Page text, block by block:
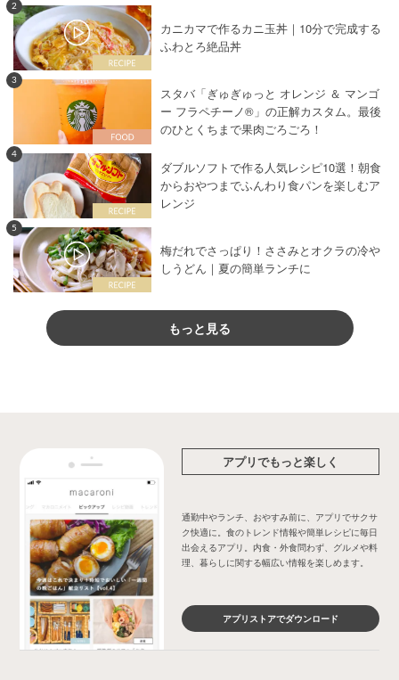
2
カニカマで作るカニ玉丼｜10分で完成する
ふわとろ絶品丼
3
スタバ「ぎゅぎゅっと オレンジ ＆ マンゴ
ー フラペチーノ®」の正解カスタム。最後
のひとくちまで果肉ごろごろ！
4
ダブルソフトで作る人気レシピ10選！朝食
からおやつまでふんわり食パンを楽しむア
レンジ
5
梅だれでさっぱり！ささみとオクラの冷や
しうどん｜夏の簡単ランチに
もっと見る
アプリでもっと楽しく
通勤中やランチ、おやすみ前に、アプリでサクサ
ク快適に。食のトレンド情報や簡単レシピに毎日
出会えるアプリ。内食・外食問わず、グルメや料
理、暮らしに関する幅広い情報を楽しめます。
アプリストアでダウンロード